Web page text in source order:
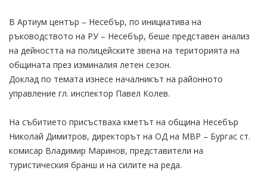
В Артиум център – Несебър, по инициатива на
ръководството на РУ – Несебър, беше представен анализ
на дейността на полицейските звена на територията на
общината през изминалия летен сезон.
Доклад по темата изнесе началникът на районното
управление гл. инспектор Павел Колев.
На събитието присъстваха кметът на община Несебър
Николай Димитров, директорът на ОД на МВР – Бургас ст.
комисар Владимир Маринов, представители на
туристическия бранш и на силите на реда.